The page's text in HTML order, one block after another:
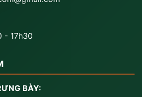
- 17h30
BÀY: